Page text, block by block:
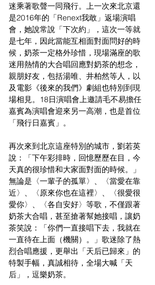
迷乘著歌聲一同飛行。上一次來北京還
是2016年的「Renext我敢」返場演唱
會，她說常說「下次約」，這次一等就
是七年，因此當能互相面對面問好的時
候，奶茶一定格外珍惜，現場滿座的歌
迷用熱情的大合唱回應對奶茶的想念，
親朋好友，包括湯唯、井柏然等人，以
及電影《後來的我們》劇組也特別到現
場相見。18日演唱會上邀請毛不易擔任
嘉賓為演唱會迎來另一高潮，也是首位
「飛行日嘉賓」。
再次來到北京這座特別的城市，劉若英
說：「下午彩排時，回憶歷歷在目，今
天真的很珍惜和大家面對面的時候。」
無論是〈一輩子的孤單〉、〈當愛在靠
近〉、〈原來你也在這裡〉、〈很愛很
愛你〉、〈各自安好〉等歌，不僅跟著
奶茶大合唱，甚至搶著幫她接唱，讓奶
茶笑說：「你們一直接唱下去，我就在
一直待在上面（機關）。」歌迷除了熱
烈合唱應援，更舉出「天后已歸來」的
特製手幅，真誠相待，全場大喊「天
后」，逗樂奶茶。